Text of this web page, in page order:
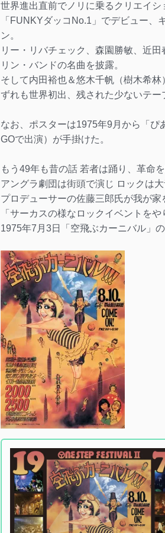
世界進出直前でノリに乗るクリエイシ
「FUNKYダッコNo.1」でデビュー
ン。
リー・リバチェック、森園勝敏、近
リン・バンドの名曲を披露。
そして内田裕也＆悠木千帆（樹木希
ずれも世界初出、残された少ないテ
なお、ポスターは1975年9月から「ぴ
GOで出演）が手掛けた。
もう49年も昔の話 若者は踊り、革命を
アングラ劇団は街頭で演じ ロックは大
プロデューサーの佐藤三郎氏が我が家
「サーカスの様なロックイベントをや
1975年7月3日「空飛ぶカーニバル」